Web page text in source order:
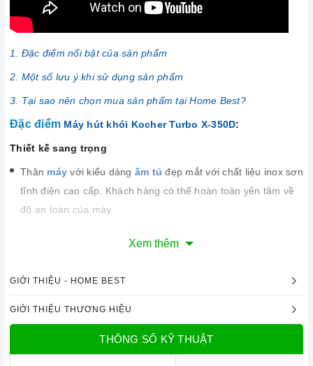
1. Đặc điểm nổi bật của sản phẩm
2. Một số lưu ý khi sử dụng sản phẩm
3. Tại sao nên chọn mua sản phẩm tại Home Best?
Đặc điểm Máy hút khói Kocher Turbo X-350D:
Thiết kế sang trọng
Thân máy với kiểu dáng âm tủ đẹp mắt với chất liệu inox sơn
tĩnh điện cao cấp. Khách hàng có thể hoàn toàn yên tâm về
độ an toàn của máy.
Xem thêm
GIỚI THIỆU - HOME BEST
GIỚI THIỆU THƯƠNG HIỆU
THÔNG SỐ KỸ THUẬT